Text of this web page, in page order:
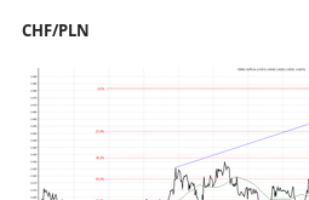
CHF/PLN